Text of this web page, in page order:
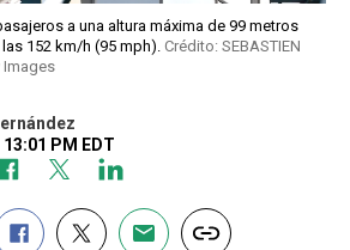
a una altura máxima de 99 metros
152 km/h (95 mph). Crédito: SEBASTIEN
Images
PM EDT